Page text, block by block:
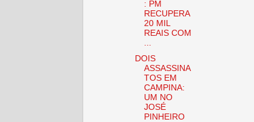
: PM
RECUPERA
20 MIL
REAIS COM
DOIS
ASSASSINA
TOS EM
CAMPINA:
UM NO
JOSÉ
PINHEIRO